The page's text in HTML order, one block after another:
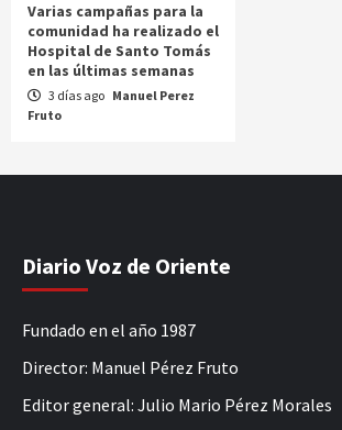
Varias campañas para la
comunidad ha realizado el
Hospital de Santo Tomás
en las últimas semanas
3 días ago Manuel Perez
Fruto
Diario Voz de Oriente
Fundado en el año 1987
Director: Manuel Pérez Fruto
Editor general: Julio Mario Pérez Morales